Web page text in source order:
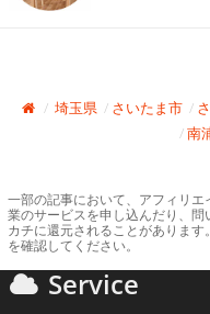
埼玉県 さいたま市
南
一部の記事において、アフィリ
業のサービスを申し込んだり、
カチに還元されることがありま
を確認してください。
Service